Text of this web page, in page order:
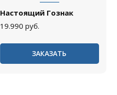
Настоящий Гознак
19.990 руб.
ЗАКАЗАТЬ